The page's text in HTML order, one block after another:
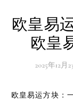
欧皇易
欧皇
2025年12月
欧皇易运方块：一场关于运气的数字交响曲在数字的海洋